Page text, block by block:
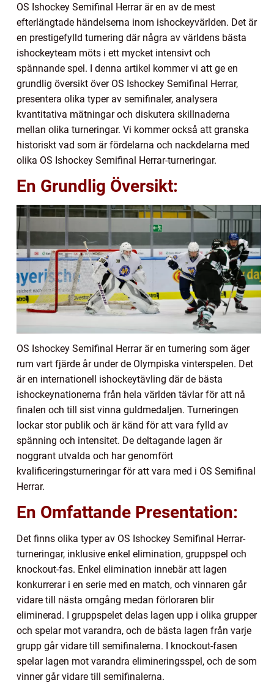
OS Ishockey Semifinal Herrar är en av de mest
efterlängtade händelserna inom ishockeyvärlden. Det är
en prestigefylld turnering där några av världens bästa
ishockeyteam möts i ett mycket intensivt och
spännande spel. I denna artikel kommer vi att ge en
grundlig översikt över OS Ishockey Semifinal Herrar,
presentera olika typer av semifinaler, analysera
kvantitativa mätningar och diskutera skillnaderna
mellan olika turneringar. Vi kommer också att granska
historiskt vad som är fördelarna och nackdelarna med
olika OS Ishockey Semifinal Herrar-turneringar.
En Grundlig Översikt:
OS Ishockey Semifinal Herrar är en turnering som äger
rum vart fjärde år under de Olympiska vinterspelen. Det
är en internationell ishockeytävling där de bästa
ishockeynationerna från hela världen tävlar för att nå
finalen och till sist vinna guldmedaljen. Turneringen
lockar stor publik och är känd för att vara fylld av
spänning och intensitet. De deltagande lagen är
noggrant utvalda och har genomfört
kvalificeringsturneringar för att vara med i OS Semifinal
Herrar.
En Omfattande Presentation:
Det finns olika typer av OS Ishockey Semifinal Herrar-
turneringar, inklusive enkel elimination, gruppspel och
knockout-fas. Enkel elimination innebär att lagen
konkurrerar i en serie med en match, och vinnaren går
vidare till nästa omgång medan förloraren blir
eliminerad. I gruppspelet delas lagen upp i olika grupper
och spelar mot varandra, och de bästa lagen från varje
grupp går vidare till semifinalerna. I knockout-fasen
spelar lagen mot varandra elimineringsspel, och de som
vinner går vidare till semifinalerna.